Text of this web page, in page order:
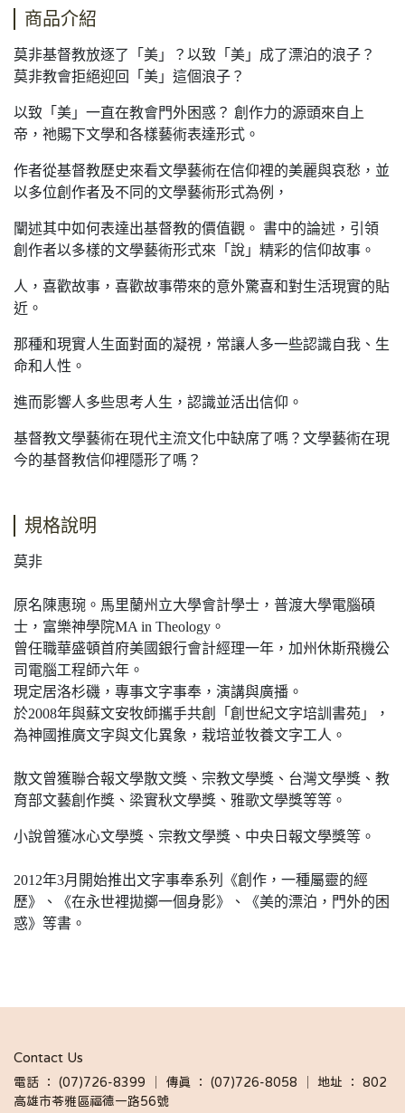
商品介紹
莫非基督教放逐了「美」？以致「美」成了漂泊的浪子？
莫非教會拒絕迎回「美」這個浪子？
以致「美」一直在教會門外困惑？ 創作力的源頭來自上
帝，祂賜下文學和各樣藝術表達形式。
作者從基督教歷史來看文學藝術在信仰裡的美麗與哀愁，並
以多位創作者及不同的文學藝術形式為例，
闡述其中如何表達出基督教的價值觀。 書中的論述，引領
創作者以多樣的文學藝術形式來「說」精彩的信仰故事。
人，喜歡故事，喜歡故事帶來的意外驚喜和對生活現實的貼
近。
那種和現實人生面對面的凝視，常讓人多一些認識自我、生
命和人性。
進而影響人多些思考人生，認識並活出信仰。
基督教文學藝術在現代主流文化中缺席了嗎？文學藝術在現
今的基督教信仰裡隱形了嗎？
規格說明
莫非
原名陳惠琬。馬里蘭州立大學會計學士，普渡大學電腦碩
士，富樂神學院MA in Theology。
曾任職華盛頓首府美國銀行會計經理一年，加州休斯飛機公
司電腦工程師六年。
現定居洛杉磯，專事文字事奉，演講與廣播。
於2008年與蘇文安牧師攜手共創「創世紀文字培訓書苑」，
為神國推廣文字與文化異象，栽培並牧養文字工人。
散文曾獲聯合報文學散文獎、宗教文學獎、台灣文學獎、教
育部文藝創作獎、梁實秋文學獎、雅歌文學獎等等。
小說曾獲冰心文學獎、宗教文學獎、中央日報文學獎等。
2012年3月開始推出文字事奉系列《創作，一種屬靈的經
歷》、《在永世裡拋擲一個身影》、《美的漂泊，門外的困
惑》等書。
Contact Us
電話 ： (07)726-8399 │ 傳真 ： (07)726-8058 │ 地址 ： 802
高雄市苓雅區福德一路56號